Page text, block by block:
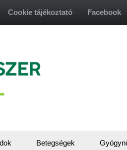
Cookie tájékoztató Facebook
Betegségek